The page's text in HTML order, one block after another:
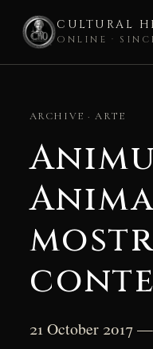
CULTURAL
ONLINE ·
contentARCHIVE · ARTE
21 October 2017